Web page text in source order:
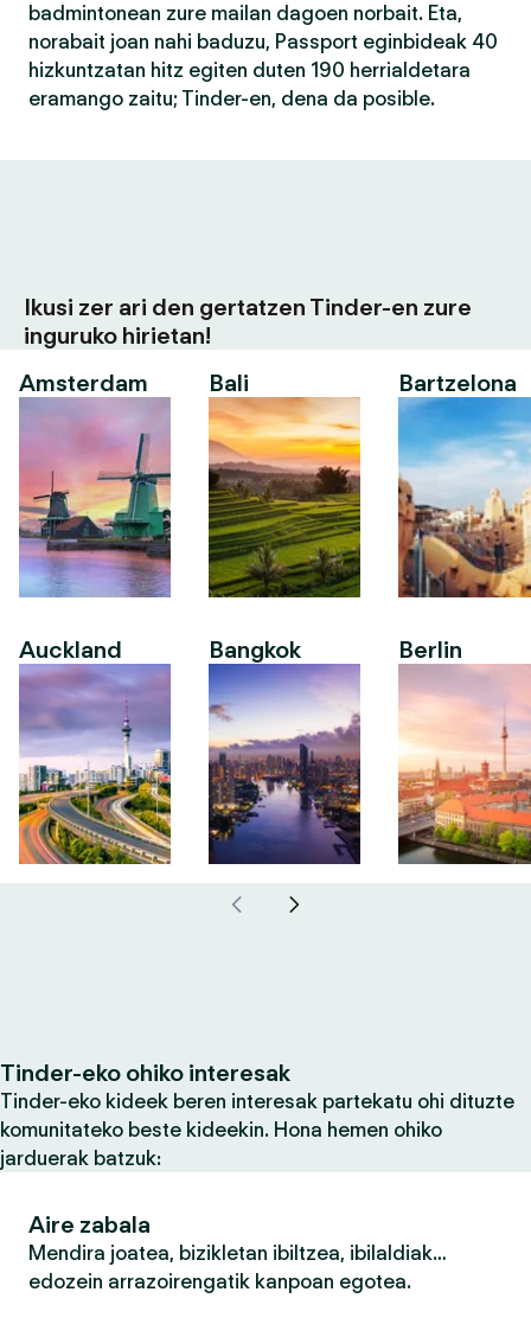
badmintonean zure mailan dagoen norbait. Eta,
norabait joan nahi baduzu, Passport eginbideak 40
hizkuntzatan hitz egiten duten 190 herrialdetara
eramango zaitu; Tinder-en, dena da posible.
Ikusi zer ari den gertatzen Tinder-en zure
inguruko hirietan!
Amsterdam
Auckland
Bali
Bangkok
Bartzelona
Berlin
Tinder-eko ohiko interesak
Tinder-eko kideek beren interesak partekatu ohi dituzte
komunitateko beste kideekin. Hona hemen ohiko
jarduerak batzuk:
Aire zabala
Mendira joatea, bizikletan ibiltzea, ibilaldiak…
edozein arrazoirengatik kanpoan egotea.